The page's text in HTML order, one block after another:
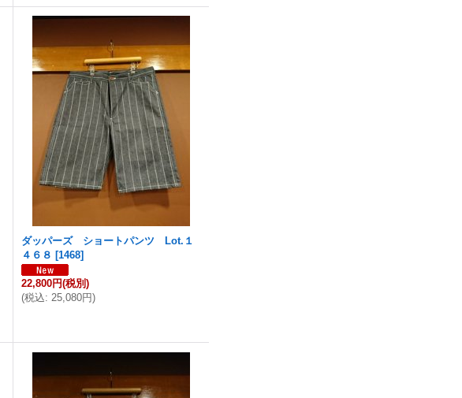
ダッパーズ ショートパンツ Lot.１
４６８ [1468]
22,800円(税別)
(税込: 25,080円)